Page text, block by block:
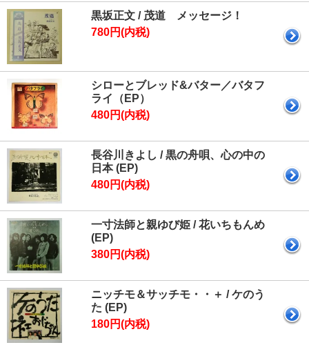
黒坂正文 / 茂道 メッセージ！
780円(内税)
シローとブレッド&バター／バタフ
ライ（EP）
480円(内税)
長谷川きよし / 黒の舟唄、心の中の
日本 (EP)
480円(内税)
一寸法師と親ゆび姫 / 花いちもんめ
(EP)
380円(内税)
ニッチモ＆サッチモ・・＋ / ケのう
た (EP)
180円(内税)